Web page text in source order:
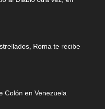
Roma te recibe
Colón en Venezuela